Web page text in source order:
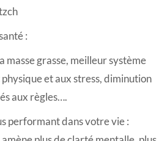
:
masse grasse, meilleur système
et aux stress, diminution
aux règles….
performant dans votre vie :